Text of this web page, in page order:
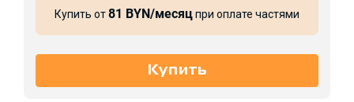
Купить от81 BYN/месяцпри оплате частями